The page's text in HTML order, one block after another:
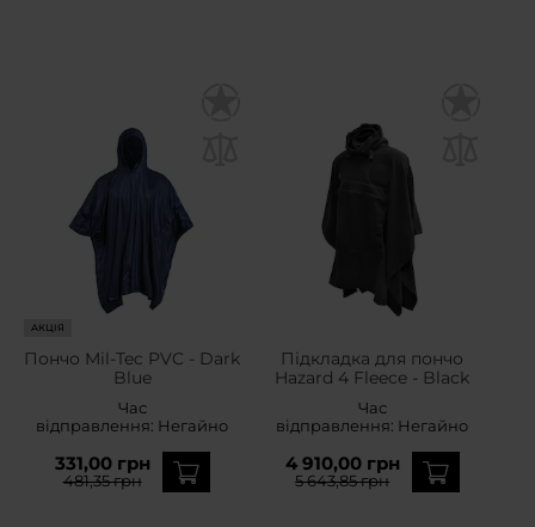
АКЦІЯ
Пончо Mil-Tec PVC - Dark
Blue
Час
відправлення: Негайно
331,00 грн
481,35 грн
Підкладка для пончо
Hazard 4 Fleece - Black
Час
відправлення: Негайно
4 910,00 грн
5 643,85 грн